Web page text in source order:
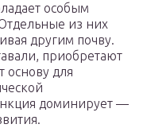
особым
из них
другим почву.
приобретают
основу для
доминирует —